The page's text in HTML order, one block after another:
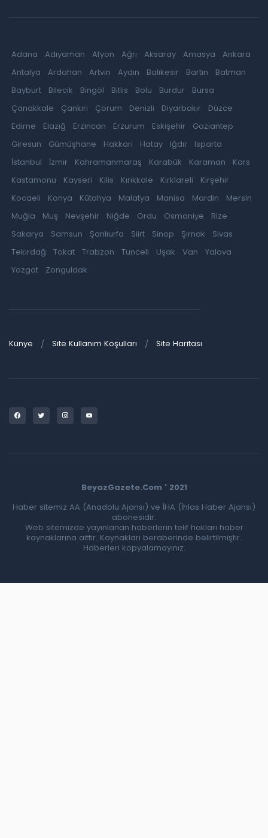
Adana Adıyaman Afyon Ağrı Aksaray Amasya
Ankara
Antalya
Ardahan Artvin Aydın Balıkesir Bartın
Batman
Bayburt
Bilecik Bingöl Bitlis Bolu Burdur
Bursa
Çanakkale
Çankırı Çorum Denizli Diyarbakır
Düzce
Edirne
Elazığ Erzincan Erzurum Eskişehir
Gaziantep
Giresun
Gümüşhane Hakkari Hatay Iğdır
Isparta
İstanbul
İzmir Kahramanmaraş Karabük Karaman
Kars
Kastamonu
Kayseri Kilis Kırıkkale Kırklareli
Kırşehir
Kocaeli
Konya Kütahya Malatya Manisa Mardin
Mersin
Muğla
Muş Nevşehir Niğde Ordu Osmaniye
Rize
Sakarya
Samsun Şanlıurfa Siirt Sinop Şırnak
Sivas
Tekirdağ
Tokat Trabzon Tunceli Uşak Van
Yalova
Yozgat
Zonguldak
Künye Site Kullanım Koşulları Site Haritası
BeyazGazete.Com ' 2021
Haber sitemiz AA (Anadolu Ajansı) ve İHA (İhlas Haber Ajansı)
abonesidir.
Web sitemizde yayınlanan haberlerin telif hakları haber
kaynaklarına aittir. Kaynakları beraberinde belirtilmiştir.
Haberleri kopyalamayınız.